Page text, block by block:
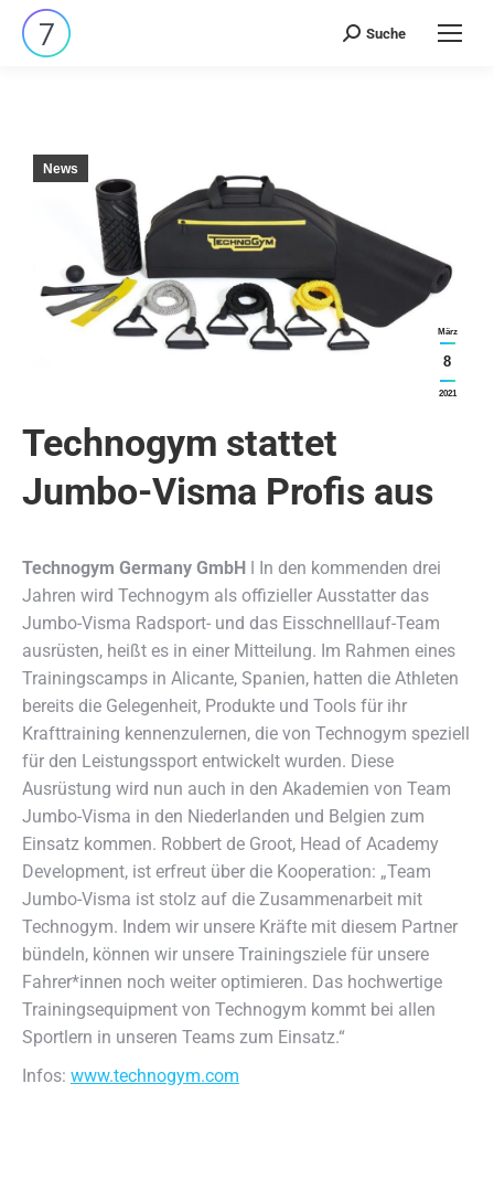
Search:
Suche
März
8
2021
News
Technogym stattet
Jumbo-Visma Profis aus
Technogym Germany GmbH ǀ In den kommenden drei
Jahren wird Technogym als offizieller Ausstatter das
Jumbo-Visma Radsport- und das Eisschnelllauf-Team
ausrüsten, heißt es in einer Mitteilung. Im Rahmen eines
Trainingscamps in Alicante, Spanien, hatten die Athleten
bereits die Gelegenheit, Produkte und Tools für ihr
Krafttraining kennenzulernen, die von Technogym speziell
für den Leistungssport entwickelt wurden. Diese
Ausrüstung wird nun auch in den Akademien von Team
Jumbo-Visma in den Niederlanden und Belgien zum
Einsatz kommen. Robbert de Groot, Head of Academy
Development, ist erfreut über die Kooperation: „Team
Jumbo-Visma ist stolz auf die Zusammenarbeit mit
Technogym. Indem wir unsere Kräfte mit diesem Partner
bündeln, können wir unsere Trainingsziele für unsere
Fahrer*innen noch weiter optimieren. Das hochwertige
Trainingsequipment von Technogym kommt bei allen
Sportlern in unseren Teams zum Einsatz.“
Infos: www.technogym.com